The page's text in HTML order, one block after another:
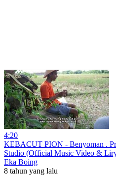
4:20
KEBACUT PION - Benyoman .
Studio (Official Music Video &
Eka Boing
8 tahun yang lalu